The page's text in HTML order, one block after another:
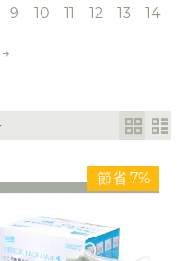
9 10 11 12 13 14
節省 7%